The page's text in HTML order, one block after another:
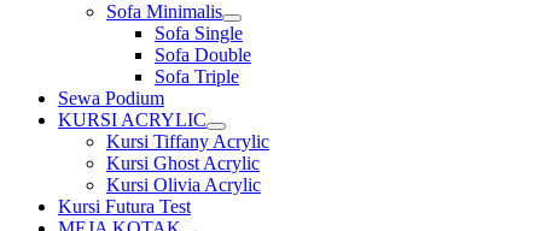
Sofa Minimalis
Show
sub
menu
Sofa Single
Sofa Double
Sofa Triple
Sewa Podium
KURSI ACRYLIC
Show
sub
menu
Kursi Tiffany Acrylic
Kursi Ghost Acrylic
Kursi Olivia Acrylic
Kursi Futura Test